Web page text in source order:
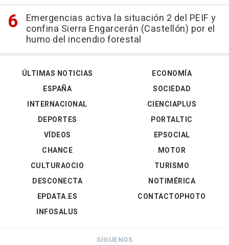
Emergencias activa la situación 2 del PEIF y
confina Sierra Engarcerán (Castellón) por el
humo del incendio forestal
ÚLTIMAS NOTICIAS
ESPAÑA
INTERNACIONAL
DEPORTES
VÍDEOS
ECONOMÍA
SOCIEDAD
CIENCIAPLUS
PORTALTIC
EPSOCIAL
CHANCE
CULTURAOCIO
DESCONECTA
EPDATA.ES
INFOSALUS
MOTOR
TURISMO
NOTIMÉRICA
CONTACTOPHOTO
SÍGUENOS